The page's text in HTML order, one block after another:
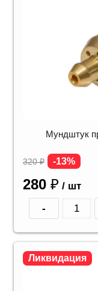
Мундштук
320₽ -13%
280 ₽ / шт
-
Ликвидация